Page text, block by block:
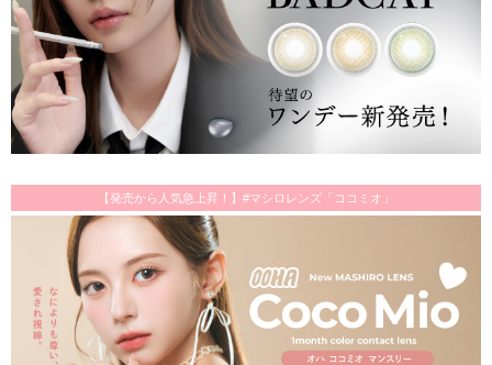
【発売から人気急上昇！】#マシロレンズ「ココミオ」